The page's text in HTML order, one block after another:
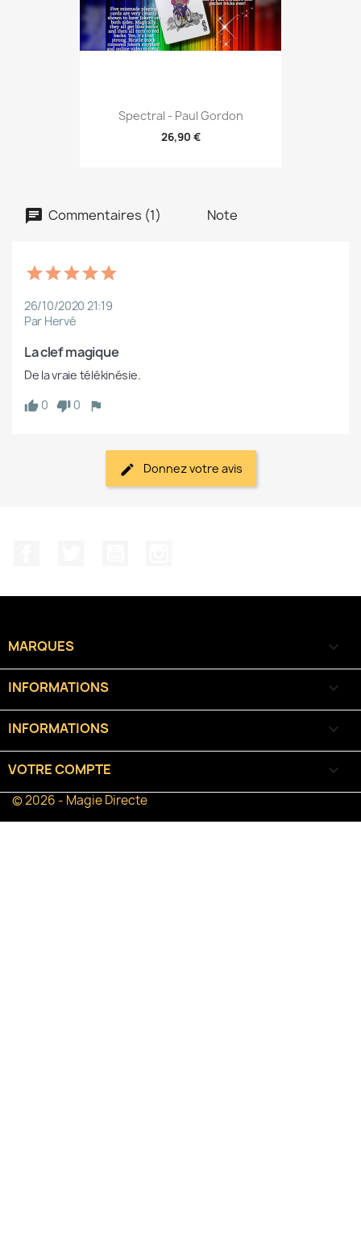
Spectral - Paul Gordon
26,90 €
Commentaires (1) Note
26/10/2020 21:19
Par Hervé
La clef magique
De la vraie télékinésie.
0
0
Donnez votre avis
MARQUES 
INFORMATIONS 
INFORMATIONS keyboard_arrow_down
VOTRE COMPTE 
© 2026 - Magie Directe